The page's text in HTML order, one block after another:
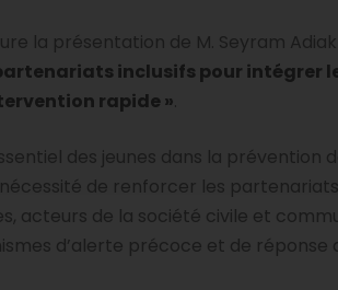
la présentation de M. Seyram
inclusifs pour intégrer
rapide »
des jeunes dans la prévention
de renforcer les
acteurs de la société civile et
d’alerte précoce et de réponse